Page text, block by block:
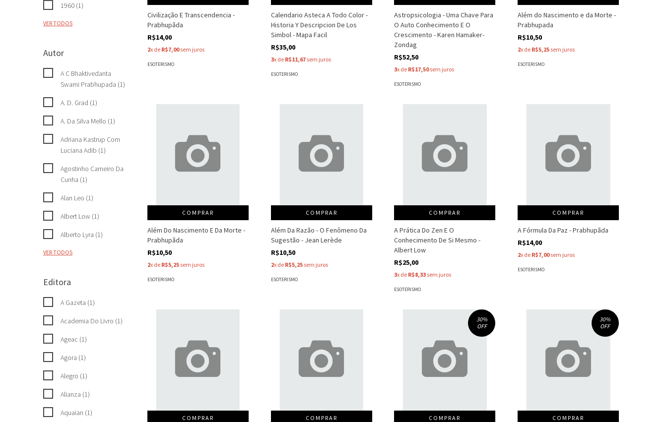
1960 (1)
VER TODOS
Autor
A C Bhaktivedanta
Swami Prabhupada (1)
A. D. Grad (1)
A. Da Silva Mello (1)
Adriana Kastrup Com
Luciana Adib (1)
Agostinho Carneiro Da
Cunha (1)
Alan Leo (1)
Albert Low (1)
Alberto Lyra (1)
VER TODOS
Editora
A Gazeta (1)
Academia Do Livro (1)
Ageac (1)
Agora (1)
Alegro (1)
Alianza (1)
Aquaian (1)
Civilização E Transcendencia -
Prabhupãda
R$14,00
2x de R$7,00sem juros
ESOTERISMO
Calendario Asteca A Todo Color -
Historia Y Descripcion De Los
Simbol - Mapa Facil
R$35,00
3x de R$11,67sem juros
ESOTERISMO
Astropsicologia - Uma Chave Para
O Auto Conhecimento E O
Crescimento - Karen Hamaker-
Zondag
R$52,50
3x de R$17,50sem juros
ESOTERISMO
Além do Nascimento e da Morte -
Prabhupada
R$10,50
2x de R$5,25 sem juros
ESOTERISMO
COMPRAR
Além Do Nascimento E Da Morte -
Prabhupãda
R$10,50
2x de R$5,25 sem juros
ESOTERISMO
COMPRAR
Além Da Razão - O Fenômeno Da
Sugestão - Jean Lerède
R$10,50
2x de R$5,25sem juros
ESOTERISMO
COMPRAR
A Prática Do Zen E O
Conhecimento De Si Mesmo -
Albert Low
R$25,00
3x de R$8,33 sem juros
ESOTERISMO
COMPRAR
A Fórmula Da Paz - Prabhupãda
R$14,00
2x de R$7,00sem juros
ESOTERISMO
COMPRAR COMPRAR
30%
OFF
COMPRAR
30%
OFF
COMPRAR